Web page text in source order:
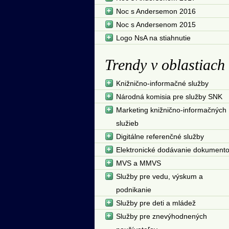
Noc s Andersemon 2016
Noc s Andersenom 2015
Logo NsA na stiahnutie
Trendy v oblastiach
Knižnično-informačné služby
Národná komisia pre služby SNK
Marketing knižnično-informačných
služieb
Digitálne referenčné služby
Elektronické dodávanie
MVS a MMVS
Služby pre vedu, výskum a
podnikanie
Služby pre deti a mládež
Služby pre znevýhodnených